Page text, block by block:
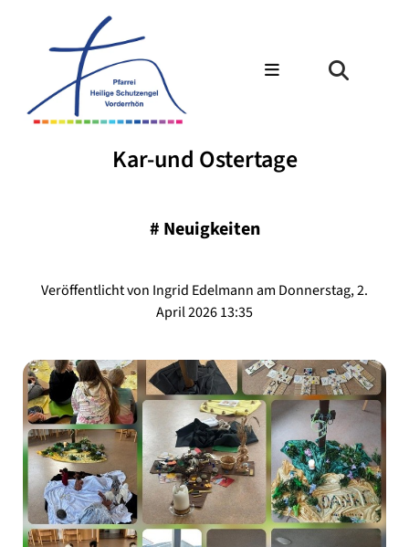
Kar-und Ostertage
# Neuigkeiten
Veröffentlicht von Ingrid Edelmann am Donnerstag, 2.
April 2026 13:35